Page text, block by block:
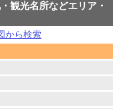
観光名所などエリア・
から検索